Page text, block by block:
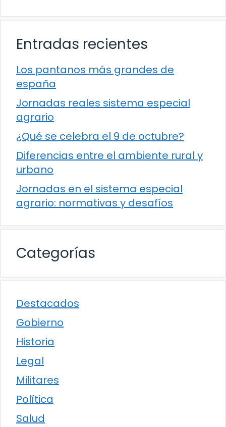
Entradas recientes
Los pantanos más grandes de
españa
Jornadas reales sistema especial
agrario
¿Qué se celebra el 9 de octubre?
Diferencias entre el ambiente rural y
urbano
Jornadas en el sistema especial
agrario: normativas y desafíos
Categorías
Destacados
Gobierno
Historia
Legal
Militares
Política
Salud